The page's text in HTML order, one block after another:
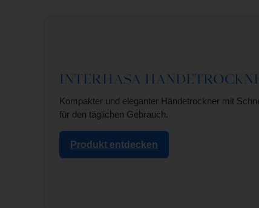
Interhasa
für den täglichen Gebrauch.
Produkt entdecken